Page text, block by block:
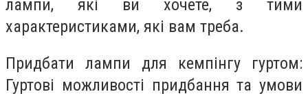
лампи, які ви хочете, з тими
характеристиками, які вам треба.
Придбати лампи для кемпінгу гуртом:
Гуртові можливості придбання та умови